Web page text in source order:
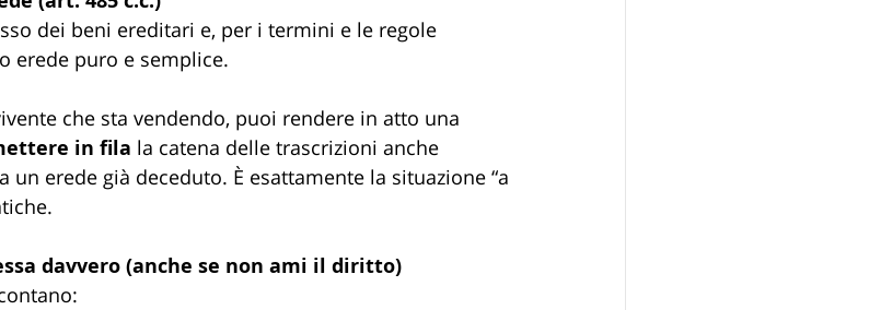
dei beni ereditari e, per i termini e le regole
erede puro e semplice.
che sta vendendo, puoi rendere in atto una
in fila la catena delle trascrizioni anche
un erede già deceduto. È esattamente la situazione “a
davvero (anche se non ami il diritto)